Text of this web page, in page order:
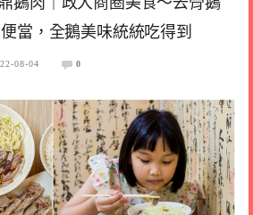
當，全鵝美味統統吃得到
08-04 0